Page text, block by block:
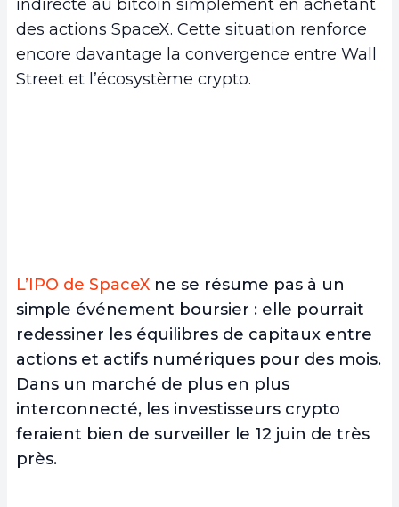
indirecte au bitcoin simplement en achetant
des actions SpaceX. Cette situation renforce
encore davantage la convergence entre Wall
Street et l’écosystème crypto.
L’IPO de SpaceX ne se résume pas à un
simple événement boursier : elle pourrait
redessiner les équilibres de capitaux entre
actions et actifs numériques pour des mois.
Dans un marché de plus en plus
interconnecté, les investisseurs crypto
feraient bien de surveiller le 12 juin de très
près.